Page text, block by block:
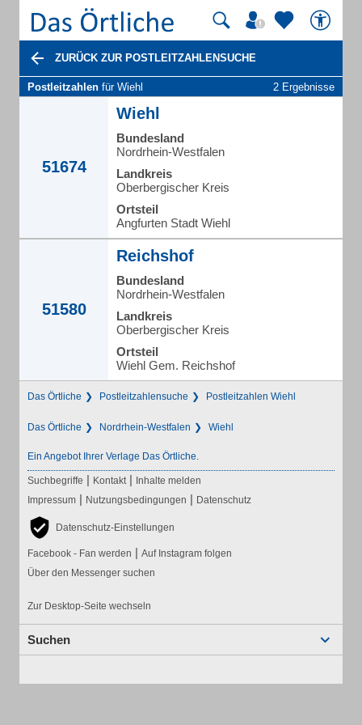
ZURÜCK ZUR POSTLEITZAHLENSUCHE
Postleitzahlen für Wiehl 2 Ergebnisse
51674
Wiehl
Bundesland
Nordrhein-Westfalen
Landkreis
Oberbergischer Kreis
Ortsteil
Angfurten Stadt Wiehl
51580
Reichshof
Bundesland
Nordrhein-Westfalen
Landkreis
Oberbergischer Kreis
Ortsteil
Wiehl Gem. Reichshof
Das Örtliche Postleitzahlensuche Postleitzahlen Wiehl
Das Örtliche Nordrhein-Westfalen Wiehl
Ein Angebot Ihrer Verlage Das Örtliche.
Suchbegriffe | Kontakt | Inhalte melden
Impressum | Nutzungsbedingungen | Datenschutz
Datenschutz-Einstellungen
Facebook - Fan werden | Auf Instagram folgen
Über den Messenger suchen
Zur Desktop-Seite wechseln
Suchen